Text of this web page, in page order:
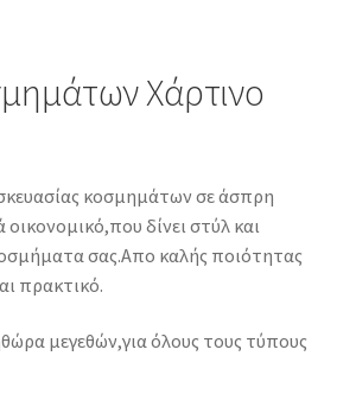
Χάρτινο
κοσμημάτων σε άσπρη
δίνει στύλ και
σας.Απο καλής ποιότητας
πρακτικό.
μεγεθών,για όλους τους τύπους